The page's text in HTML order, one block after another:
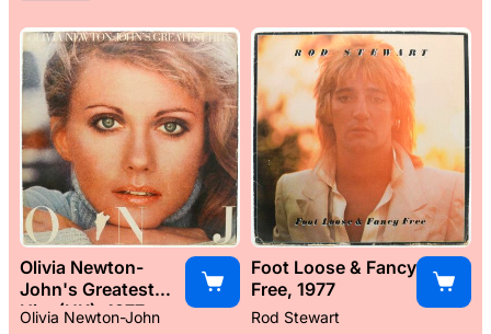
Olivia Newton-
John's Greatest
Hits (UK), 1977
Olivia Newton-John
Foot Loose & Fancy
Free, 1977
Rod Stewart